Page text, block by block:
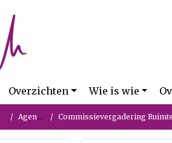
Overzichten Wie is wie
Agenda Commissievergadering Ruimte,